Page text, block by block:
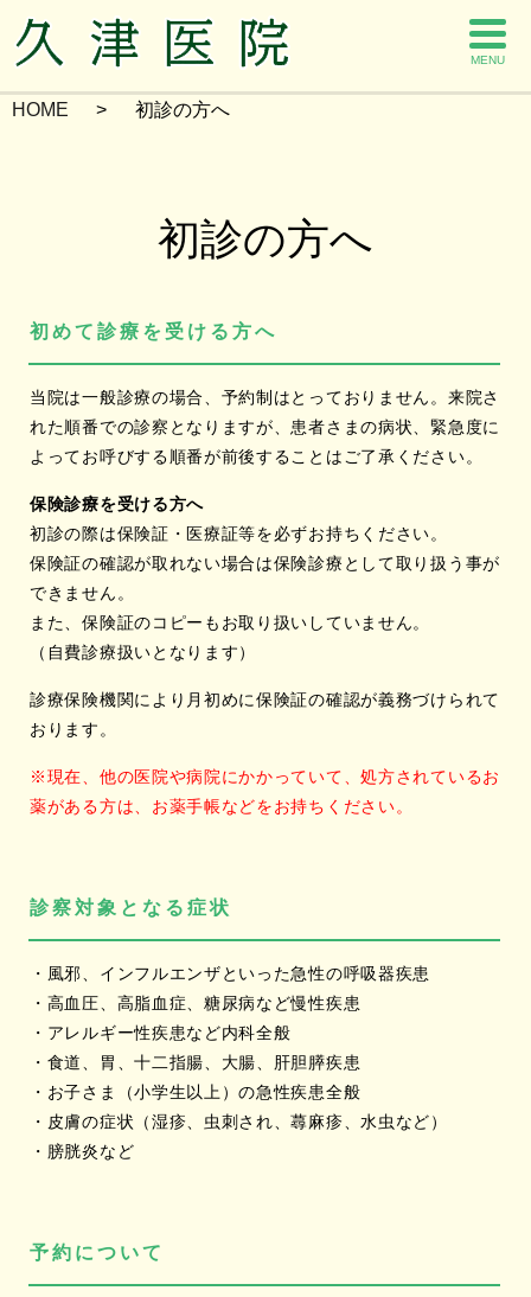
MENU
HOME 初診の方へ
初診の方へ
初めて診療を受ける方へ
当院は一般診療の場合、予約制はとっておりません。来院さ
れた順番での診察となりますが、患者さまの病状、緊急度に
よってお呼びする順番が前後することはご了承ください。
保険診療を受ける方へ
初診の際は保険証・医療証等を必ずお持ちください。
保険証の確認が取れない場合は保険診療として取り扱う事が
できません。
また、保険証のコピーもお取り扱いしていません。
（自費診療扱いとなります）
診療保険機関により月初めに保険証の確認が義務づけられて
おります。
※現在、他の医院や病院にかかっていて、処方されているお
薬がある方は、お薬手帳などをお持ちください。
診察対象となる症状
・風邪、インフルエンザといった急性の呼吸器疾患
・高血圧、高脂血症、糖尿病など慢性疾患
・アレルギー性疾患など内科全般
・食道、胃、十二指腸、大腸、肝胆膵疾患
・お子さま（小学生以上）の急性疾患全般
・皮膚の症状（湿疹、虫刺され、蕁麻疹、水虫など）
・膀胱炎など
予約について